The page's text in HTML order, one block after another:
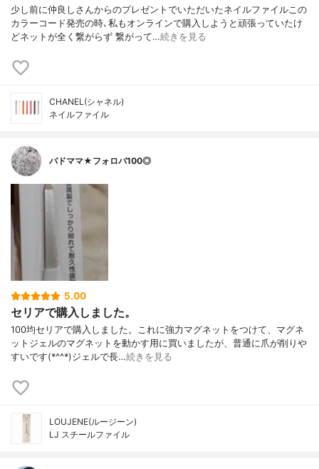
少し前に仲良しさんからのプレゼントでいただいたネイルファイルこの
カラーコード発売の時､私もオンラインで購入しようと頑張っていたけ
どネットが全く繋がらず 繋がって…続きを見る
CHANEL(シャネル)
ネイルファイル
バドママ★フォロバ100◎
5.00
セリアで購入しました。
100均セリアで購入しました。これに強力マグネットをつけて、マグネ
ットジェルのマグネットを動かす用に買いましたが、普通に爪が削りや
すいです(*^^*)ジェルで長…続きを見る
LOUJENE(ルージーン)
LJ スチールファイル